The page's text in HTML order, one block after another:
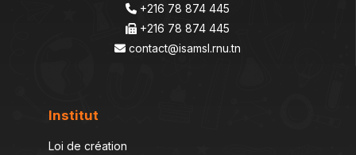
+216 78 874 445
+216 78 874 445
contact@isamsl.rnu.tn
Institut
Loi de création